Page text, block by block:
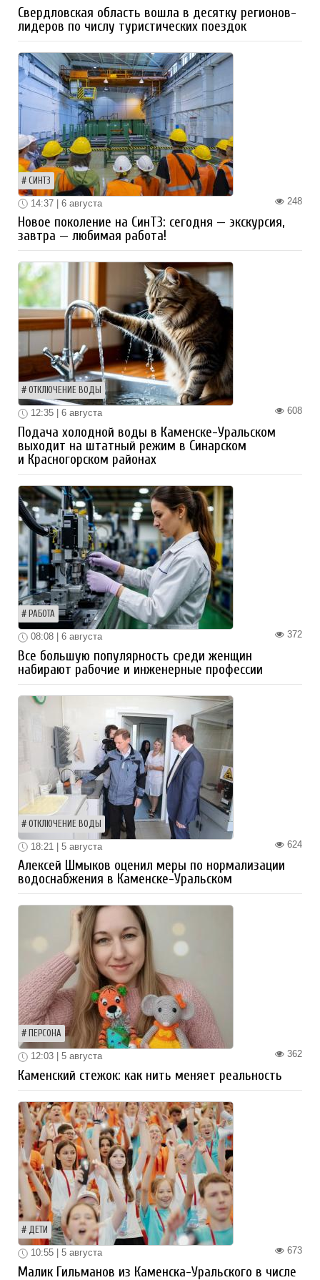
Свердловская область вошла в десятку регионов-
лидеров по числу туристических поездок
СИНТЗ
248
14:37 | 6 августа
Новое поколение на СинТЗ: сегодня — экскурсия,
завтра — любимая работа!
ОТКЛЮЧЕНИЕ ВОДЫ
608
12:35 | 6 августа
Подача холодной воды в Каменске-Уральском
выходит на штатный режим в Синарском
и Красногорском районах
РАБОТА
372
08:08 | 6 августа
Все большую популярность среди женщин
набирают рабочие и инженерные профессии
ОТКЛЮЧЕНИЕ ВОДЫ
624
18:21 | 5 августа
Алексей Шмыков оценил меры по нормализации
водоснабжения в Каменске-Уральском
ПЕРСОНА
362
12:03 | 5 августа
Каменский стежок: как нить меняет реальность
ДЕТИ
673
10:55 | 5 августа
Малик Гильманов из Каменска-Уральского в числе